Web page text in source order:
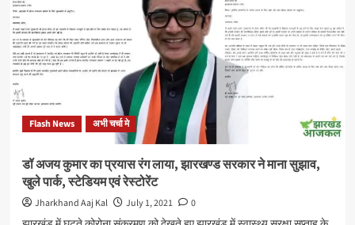
ही
फांसी
को
देख
भाजपा
षाडंगी
समाजसेवी
मनीष
सिन्हा
Flash News अभी चर्चा मे
डॉ अजय कुमार का प्रयास रंग लाया, झारखण्ड सरकार ने माना सुझाव,
खुले पार्क, स्टेडियम एवं रेस्टोरेंट
Jharkhand Aaj Kal July 1, 2021
0